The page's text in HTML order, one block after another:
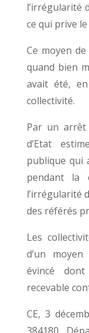
l’irrégularité
ce qui prive
Ce moyen
quand bien
avait été,
collectivité.
Par un arrêt
d’Etat
publique qui
pendant la
l’irrégularité
des référés
Les
d’un
évincé
recevable
CE, 3